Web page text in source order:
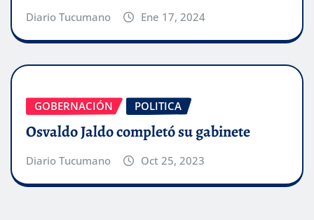
Diario Tucumano Ene 17, 2024
GOBERNACIÓN POLITICA
Osvaldo Jaldo completó su gabinete
Diario Tucumano Oct 25, 2023